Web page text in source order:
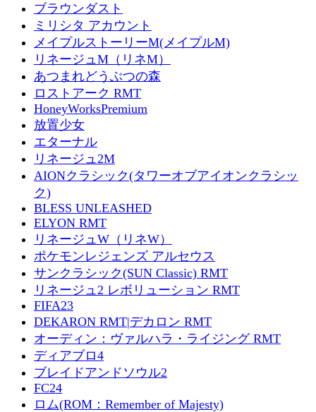
ブラウンダスト
ミリシタ アカウント
メイプルストーリーM(メイプルM)
リネージュM（リネM）
あつまれどうぶつの森
ロストアーク RMT
HoneyWorksPremium
放置少女
エターナル
リネージュ2M
AIONクラシック(タワーオブアイオンクラシッ
ク)
BLESS UNLEASHED
ELYON RMT
リネージュW（リネW）
ポケモンレジェンズ アルセウス
サンクラシック(SUN Classic) RMT
リネージュ2 レボリューション RMT
FIFA23
DEKARON RMT|デカロン RMT
オーディン：ヴァルハラ・ライジング RMT
ディアブロ4
ブレイドアンドソウル2
FC24
ロム(ROM：Remember of Majesty)